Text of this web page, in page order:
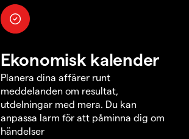
Ekonomisk kalender
Planera dina affärer runt
meddelanden om resultat,
utdelningar med mera. Du kan
anpassa larm för att påminna dig om
händelser